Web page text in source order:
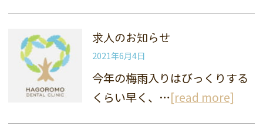
求人のお知らせ
2021年6月4日
今年の梅雨入りはびっくりする
くらい早く、…[read more]